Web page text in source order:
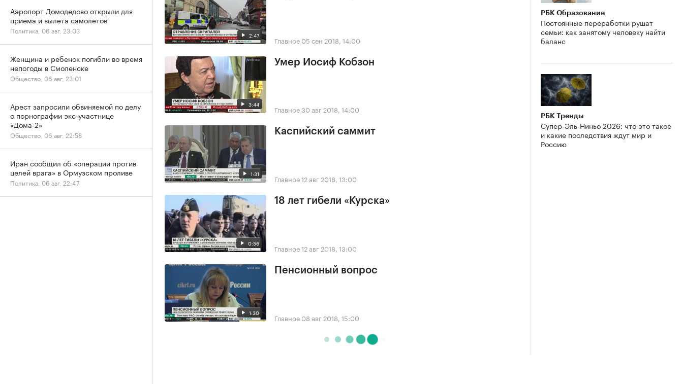
2:47 Главное 05 сен 2018, 14:00
3:44
Умер Иосиф Кобзон
Главное30 авг 2018, 14:00
1:31
Каспийский саммит
Главное12 авг 2018, 13:00
0:56
18 лет гибели «Курска»
Главное12 авг 2018, 13:00
1:30
Пенсионный вопрос
Главное 08 авг 2018, 15:00
РБК Образование
Постоянные переработки рушат
семьи: как занятому человеку найти
баланс
РБК Тренды
Супер-Эль-Ниньо 2026: что это такое
и какие последствия ждут мир и
Россию
Аэропорт Домодедово открыли для
приема и вылета самолетов
Политика, 06 авг, 23:03
Женщина и ребенок погибли во время
непогоды в Смоленске
Общество, 06 авг, 23:01
Арест запросили обвиняемой по делу
о порнографии экс-участнице
«Дома-2»
Общество, 06 авг, 22:58
Иран сообщил об «операции против
целей врага» в Ормузском проливе
Политика, 06 авг, 22:47